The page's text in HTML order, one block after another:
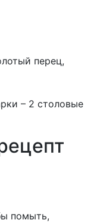
перец,
– 2 столовые
помыть,